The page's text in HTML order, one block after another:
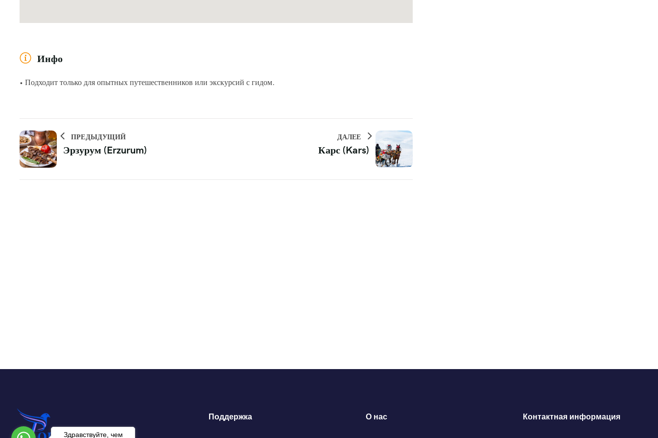
Инфо
• Подходит только для опытных путешественников или экскурсий с гидом.
ПРЕДЫДУЩИЙ
Эрзурум (Erzurum)
ДАЛЕЕ
Карс (Kars)
Поддержка О нас Контактная информация
Здравствуйте, чем